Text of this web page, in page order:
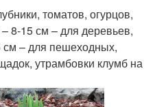
томатов, огурцов,
8-15 см – для деревьев,
см – для пешеходных,
утрамбовки клумб на